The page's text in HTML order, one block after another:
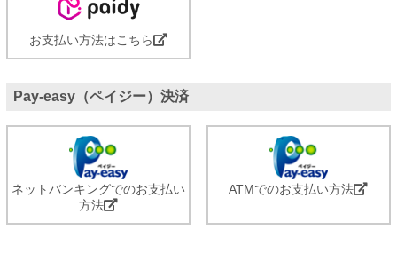
お支払い方法はこちら
Pay-easy（ペイジー）決済
ネットバンキングでのお支払い
方法
ATMでのお支払い方法